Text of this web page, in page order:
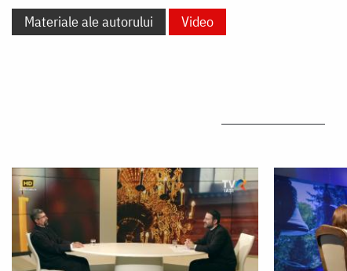
Materiale ale autorului Video